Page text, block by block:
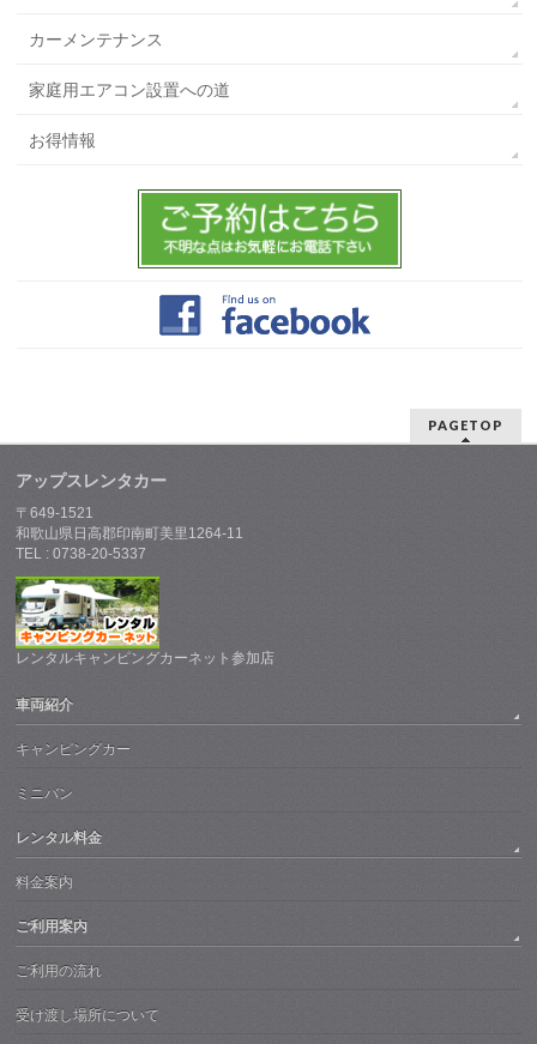
カーメンテナンス
家庭用エアコン設置への道
お得情報
PAGETOP
アップスレンタカー
〒649-1521
和歌山県日高郡印南町美里1264-11
TEL : 0738-20-5337
レンタルキャンピングカーネット参加店
車両紹介
キャンピングカー
ミニバン
レンタル料金
料金案内
ご利用案内
ご利用の流れ
受け渡し場所について